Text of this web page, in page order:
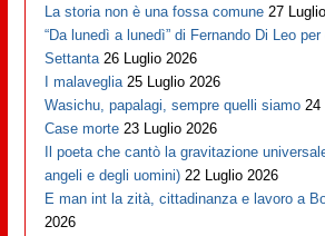
La storia non è una fossa comune 27
“Da lunedì a lunedì” di Fernando Di Leo
Settanta 26 Luglio 2026
I malaveglia 25 Luglio 2026
Wasichu, papalagi, sempre quelli siamo 24
Case morte 23 Luglio 2026
Il poeta che cantò la gravitazione
angeli e degli uomini) 22 Luglio 2026
E man int la zità, cittadinanza e lavoro a
2026